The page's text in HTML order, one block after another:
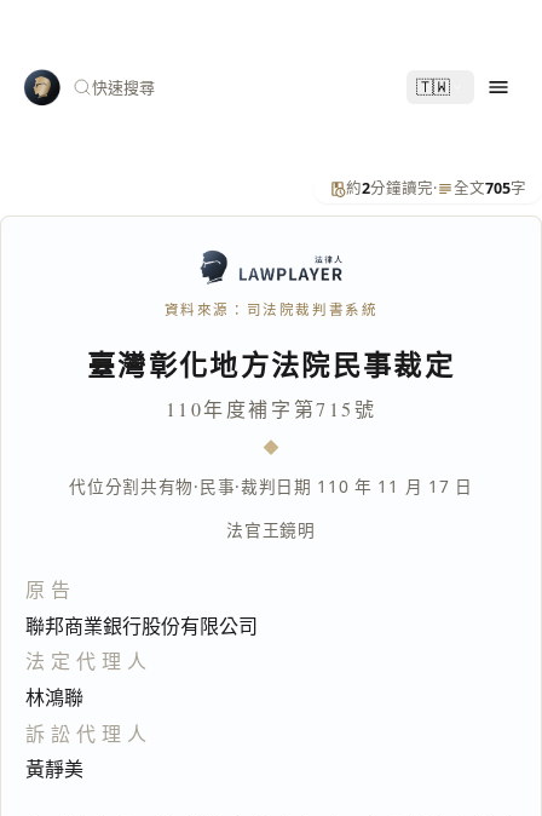
快速搜尋 🇹🇼
約2分鐘讀完· 全文705字
資料來源：司法院裁判書系統
臺灣彰化地方法院民事裁定
110年度補字第715號
代位分割共有物·民事·裁判日期 110 年 11 月 17 日
法官王鏡明
原告
聯邦商業銀行股份有限公司
法定代理人
林鴻聯
訴訟代理人
黃靜美